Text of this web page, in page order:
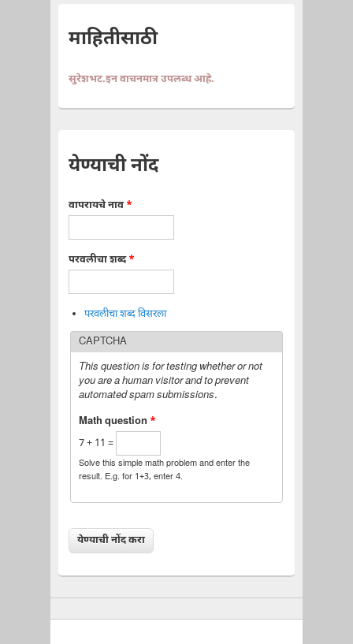
माहितीसाठी
सुरेशभट.इन वाचनमात्र उपलब्ध आहे.
येण्याची नोंद
वापरायचे नाव *
परवलीचा शब्द*
परवलीचा शब्द विसरला
CAPTCHA
This question is for testing whether or not
you are a human visitor and to prevent
automated spam submissions.
Math question *
7 + 11 =
Solve this simple math problem and enter the
result. E.g. for 1+3, enter 4.